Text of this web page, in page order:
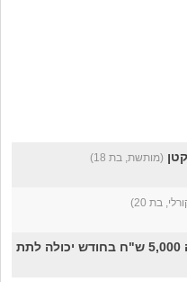
חיות מחמד
יוקר המחיה
גאווה
(מותשת, בת 18)
בת 20)